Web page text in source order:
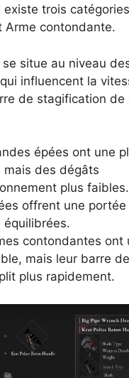
existe trois
Arme contondante.
situe au niveau
influencent la
de stagification de
épées ont une
mais des dégâts
plus faibles.
offrent une portée
équilibrées.
contondantes ont
mais leur barre
plus rapidement.